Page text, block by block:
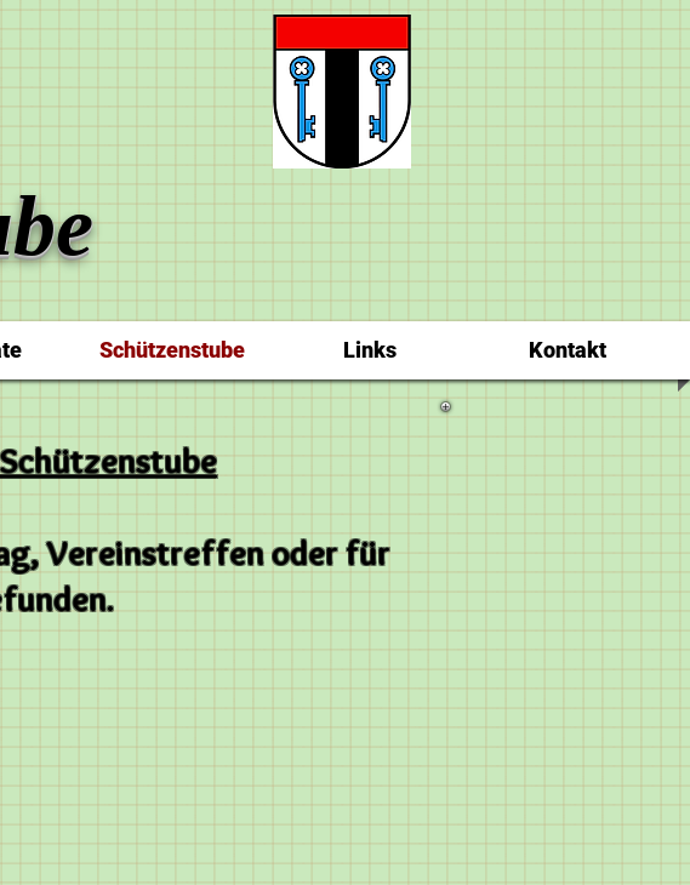
Vereinstreffen oder für
Schützenstube Links Kontakt